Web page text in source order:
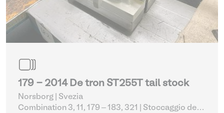
179 - 2014 De tron ST255T tail stock
Norsborg | Svezia
Combination 3, 11, 179 – 183, 321